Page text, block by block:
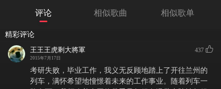
火车开的比飞鸟还要快 真想张开双臂飞起来
等我们老去 带上木吉他 回到自由简单的时光
不知不觉走了多少年 不知不觉迷失在远方
亲爱的朋友 遥远的母亲 你们是我温暖的方向
评论 相似歌曲 相似歌单
精彩评论
王王王虎剩大將軍
2015年7月17日
437
考研失败，毕业工作，我义无反顾地踏上了开往兰州的
列车，满怀希望地憧憬着未来的工作事业。随着列车一